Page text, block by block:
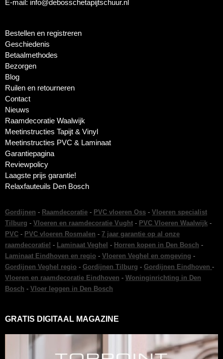
E-mail: info@debosschetapijtschuur.nl
Bestellen en registreren
Geschiedenis
Betaalmethodes
Bezorgen
Blog
Ruilen en retourneren
Contact
Nieuws
Raamdecoratie Waalwijk
Meetinstructies Tapijt & Vinyl
Meetinstructies PVC & Laminaat
Garantiepagina
Reviewpolicy
Laagste prijs garantie!
Relaxfauteuils Den Bosch
Gordijnen - Raamdecoratie - PVC vloeren Oss - Vloeren specialist
Tilburg - Vloeren en raamdecoratie Vught - PVC Vloeren Waalwijk -
PVC - PVC vloeren Rosmalen - 7 jaar garantie op al onze
raamdecoratie! - Laminaat Veghel - Horren kopen in Den Bosch -
Laminaat Eindhoven en regio - Vloeren Veghel en omgeving -
Gordijnen Veghel regio - Gordijnen Tilburg - Gordijnen Eindhoven -
Vloeren en raamdecoratie Eindhoven - Woninginrichting in Den
Bosch - Vloer leggen in Den Bosch
GRATIS DIGITAAL MAGAZINE